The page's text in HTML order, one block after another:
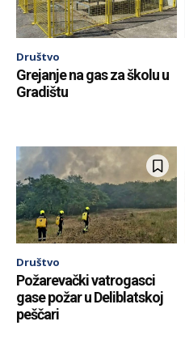
Društvo
Grejanje na gas za školu u
Gradištu
Društvo
Požarevački vatrogasci
gase požar u Deliblatskoj
peščari